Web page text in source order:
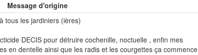
Message d'origine
tous les jardiniers (ières)
DECIS pour détruire cochenille, noctuelle , enfin mes
en dentelle ainsi que les radis et les courgettes ça commence